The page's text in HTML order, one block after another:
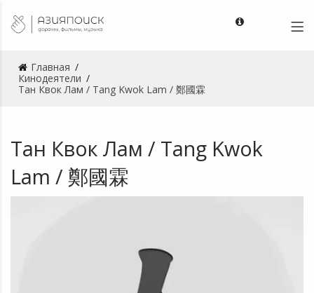
Главная
Кинодеятели
Тан Квок Лам / Tang Kwok Lam / 鄭國霖
Тан Квок Лам / Tang Kwok
Lam / 鄭國霖